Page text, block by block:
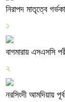
নিরাপদ মাতৃত্বে
১
বাগমারায় এসএসসি
২
নরসিংদী আমদিয়ায়